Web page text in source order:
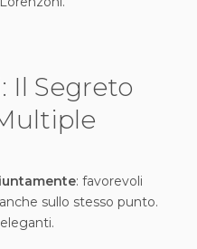
Il Segreto
: favorevoli
sullo stesso punto.